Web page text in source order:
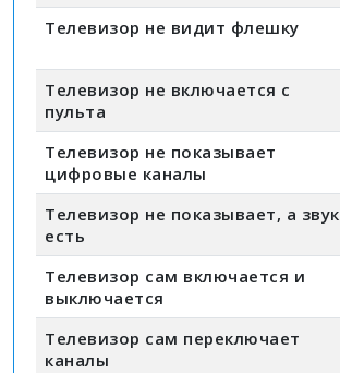
Телевизор не видит флешку
Телевизор не включается с
пульта
Телевизор не показывает
цифровые каналы
Телевизор не показывает, а звук
есть
Телевизор сам включается и
выключается
Телевизор сам переключает
каналы